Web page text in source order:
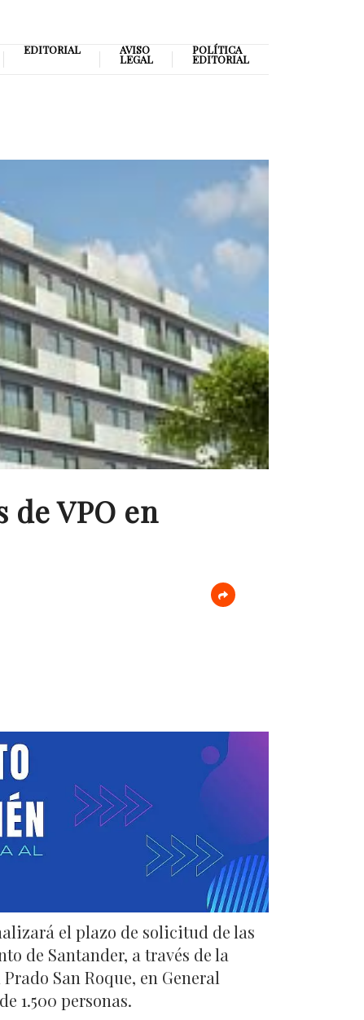
EDITORIAL AVISO
LEGAL
POLÍTICA
EDITORIAL
de VPO en
el plazo de solicitud de las
de Santander, a través de la
San Roque, en General
1.500 personas.